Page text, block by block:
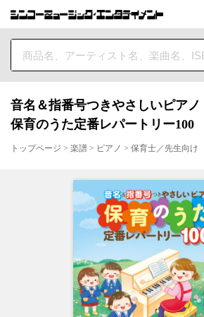
音名＆指番号つきやさしいピアノ
保育のうた定番レパートリー100
トップページ > 楽譜 > ピアノ > 保育士／先生向け